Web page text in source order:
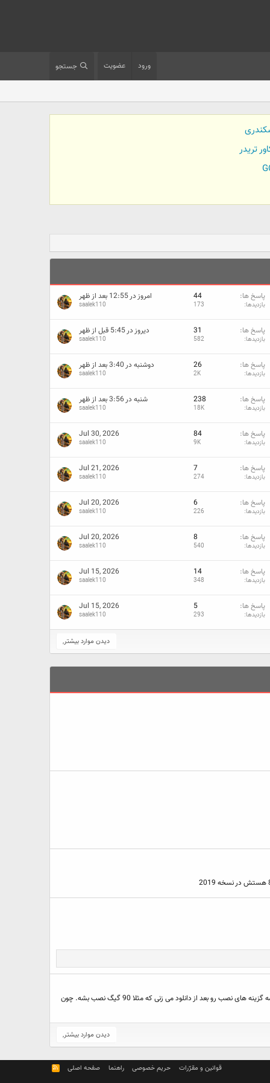
ورود عضویت جستجو
پاسخ ها 44
بازدیدها 173
امروز در 12:55 بعد از ظهر
saalek110
پاسخ ها 31
بازدیدها 582
دیروز در 5:45 قبل از ظهر
saalek110
پاسخ ها 26
بازدیدها 2K
دوشنبه در 3:40 بعد از ظهر
saalek110
پاسخ ها 238
بازدیدها 18K
شنبه در 3:56 بعد از ظهر
saalek110
پاسخ ها 84
بازدیدها 9K
Jul 30, 2026
saalek110
پاسخ ها 7
بازدیدها 274
Jul 21, 2026
saalek110
پاسخ ها 6
بازدیدها 226
Jul 20, 2026
saalek110
پاسخ ها 8
بازدیدها 540
Jul 20, 2026
saalek110
پاسخ ها 14
بازدیدها 348
Jul 15, 2026
saalek110
پاسخ ها 5
بازدیدها 293
Jul 15, 2026
saalek110
دیدن موارد بیشتر,
تو یک قسمت آموزش هم دیدم که مثلا میای کل ویژوال استودیو 2017 رو اول دانلود می کنی که مثلا 20 تا 30 گیگ می شه بعدا نصب می کنی. یعنی تیک همه گزینه های نصب رو بعد از دانلود می زنی که مثلا 90 گیگ نصب بشه. چون
دیدن موارد بیشتر,
قوانین و مقرّرات حریم خصوصی راهنما صفحه اصلی
R
S